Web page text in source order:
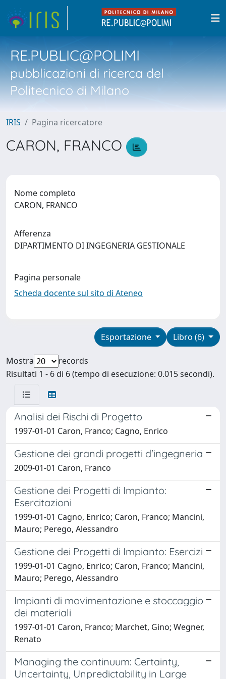
RE.PUBLIC@POLIMI
pubblicazioni di ricerca del
Politecnico di Milano
IRIS Pagina ricercatore
CARON, FRANCO
Nome completo
CARON, FRANCO
Afferenza
DIPARTIMENTO DI INGEGNERIA GESTIONALE
Pagina personale
Scheda docente sul sito di Ateneo
Libro (6)
Esportazione
Mostra
records
Risultati 1 - 6 di 6 (tempo di esecuzione: 0.015 secondi).
Analisi dei Rischi di Progetto
1997-01-01 Caron, Franco; Cagno, Enrico
Gestione dei grandi progetti d'ingegneria
2009-01-01 Caron, Franco
Gestione dei Progetti di Impianto:
Esercitazioni
1999-01-01 Cagno, Enrico; Caron, Franco; Mancini,
Mauro; Perego, Alessandro
Gestione dei Progetti di Impianto: Esercizi
1999-01-01 Cagno, Enrico; Caron, Franco; Mancini,
Mauro; Perego, Alessandro
Impianti di movimentazione e stoccaggio
dei materiali
1997-01-01 Caron, Franco; Marchet, Gino; Wegner,
Renato
Managing the continuum: Certainty,
Uncertainty, Unpredictability in Large